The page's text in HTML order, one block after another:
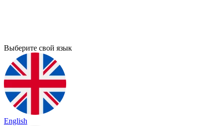
Выберите свой язык
English